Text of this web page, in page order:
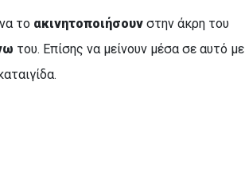
το ακινητοποιήσουνστην άκρη του
του. Επίσης να μείνουν μέσα σε αυτό με